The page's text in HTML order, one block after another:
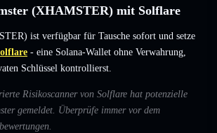
(XHAMSTER) mit Solflare
ist verfügbar für Tausche sofort und setze
- eine Solana-Wallet ohne Verwahrung,
Schlüssel kontrollierst.
Risikoscanner von Solflare hat potenzielle
gemeldet. Überprüfe immer vor dem